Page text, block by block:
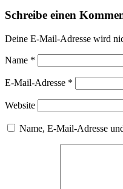
Schreibe einen
Deine E-Mail-Adresse wird
Name *
E-Mail-Adresse *
Website
Name, E-Mail-Adresse